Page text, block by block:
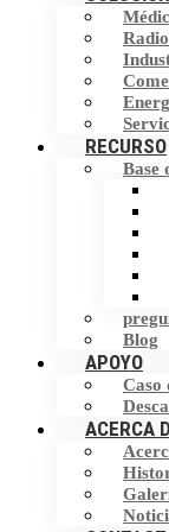
Interruptor de
Filtro armónico
Dispositivo de
potencia (PFC)
Eliminador de
Dispositivo de
sobretensiones
RECURSO
Base
Blog
APOYO
Caso
ACERCA